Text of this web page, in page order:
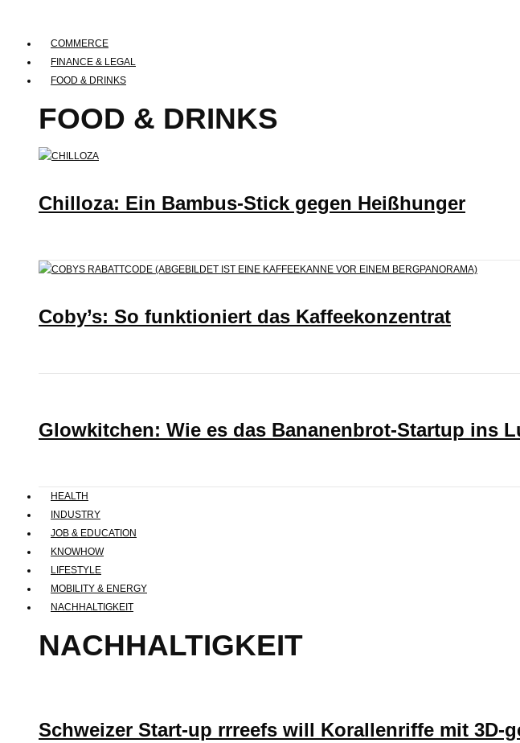
COMMERCE
FINANCE & LEGAL
FOOD & DRINKS
FOOD & DRINKS
Chilloza: Ein Bambus-Stick gegen Heißhunger
Coby’s: So funktioniert das Kaffeekonzentrat
Glowkitchen: Wie es das Bananenbrot-Startup ins
HEALTH
INDUSTRY
JOB & EDUCATION
KNOWHOW
LIFESTYLE
MOBILITY & ENERGY
NACHHALTIGKEIT
NACHHALTIGKEIT
Schweizer Start-up rrreefs will Korallenriffe mit 3D-